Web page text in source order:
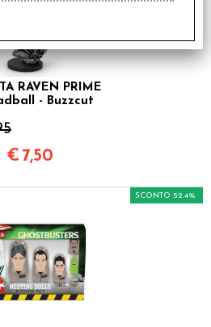
RAVEN PRIME
- Buzzcut
€ 7,50
SCONTO 52.4%